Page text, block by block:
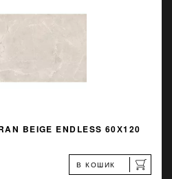
BEIGE ENDLESS 60Х120
В КОШИК